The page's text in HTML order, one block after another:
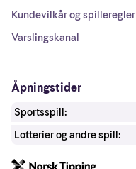
Kundevilkår og spilleregler
Varslingskanal
Åpningstider
Sportsspill:
Lotterier og andre spill: